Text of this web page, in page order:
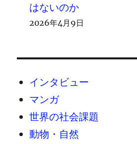
はないのか
2026年4月9日
インタビュー
マンガ
世界の社会課題
動物・自然